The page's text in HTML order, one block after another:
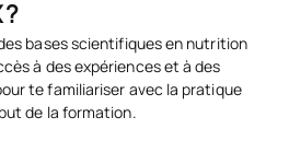
bases scientifiques en nutrition
à des expériences et à des
te familiariser avec la pratique
de la formation.